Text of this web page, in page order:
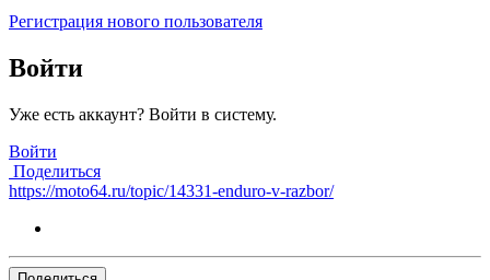
Регистрация нового пользователя
Войти
Уже есть аккаунт? Войти в систему.
Войти
Поделиться
https://moto64.ru/topic/14331-enduro-v-razbor/